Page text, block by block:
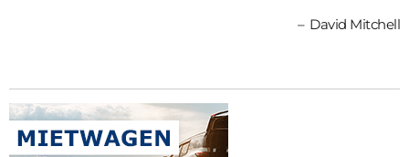
David Mitchell